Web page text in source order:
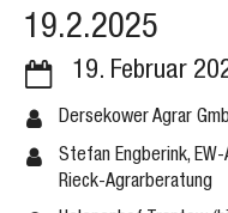
19.2.2025
19. Februar
Dersekower Agrar
Stefan Engberink,
Rieck-Agrarberatung